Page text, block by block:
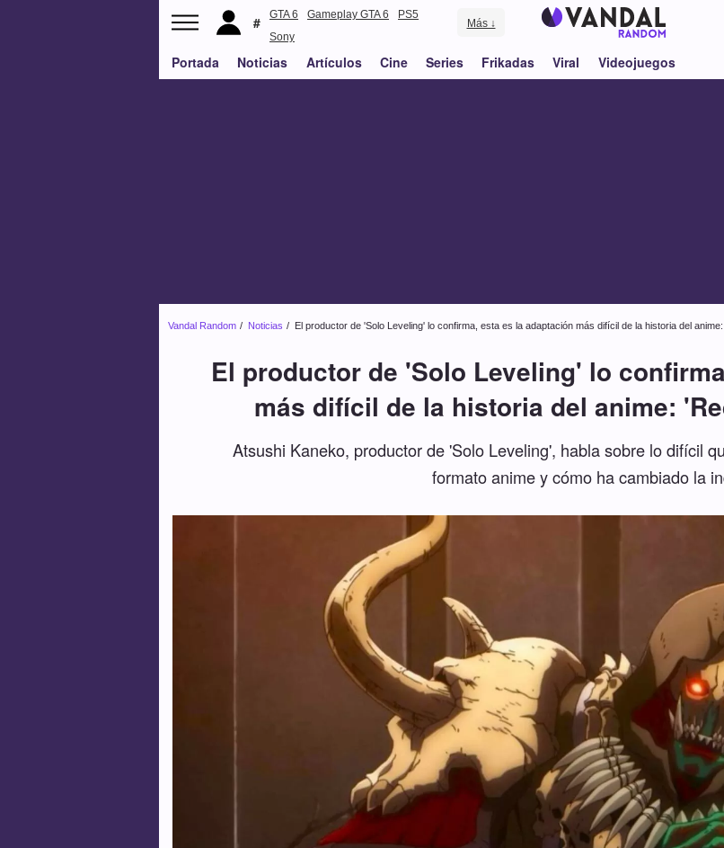
GTA 6 Gameplay GTA 6
PS5
Sony
Más ↓
Portada Noticias Artículos Cine Series Frikadas Viral Videojuegos
Vandal Random Noticias El productor de 'Solo Leveling' lo confirma, esta es la adaptación más difícil de la historia del
El productor de 'Solo Leveling' lo
más difícil de la historia del anime:
Atsushi Kaneko, productor de 'Solo Leveling', habla sobre lo difícil
formato anime y cómo ha cambiado la